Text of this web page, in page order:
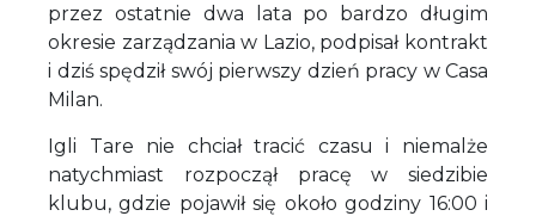
przez ostatnie dwa lata po bardzo długim
okresie zarządzania w Lazio, podpisał kontrakt
i dziś spędził swój pierwszy dzień pracy w Casa
Milan.
Igli Tare nie chciał tracić czasu i niemalże
natychmiast rozpoczął pracę w siedzibie
klubu, gdzie pojawił się około godziny 16:00 i